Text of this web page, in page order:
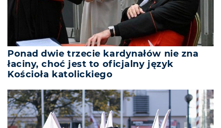
Ponad dwie trzecie kardynałów nie zna
łaciny, choć jest to oficjalny język
Kościoła katolickiego